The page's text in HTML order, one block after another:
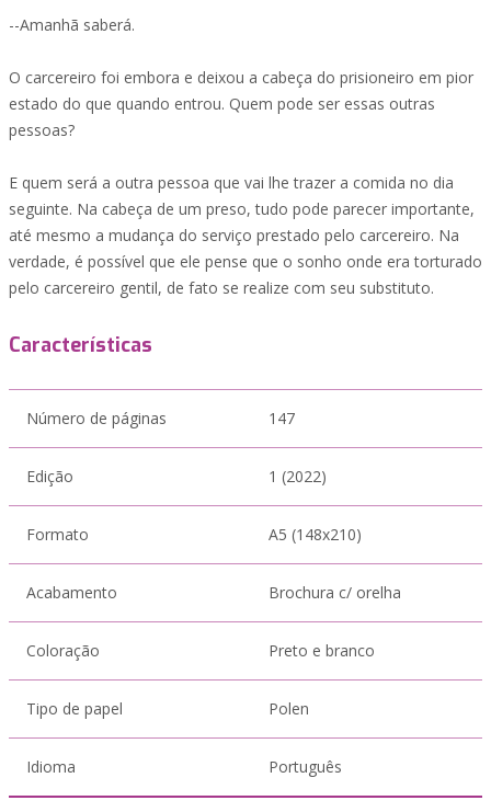
--Amanhã saberá.
O carcereiro foi embora e deixou a cabeça do prisioneiro em pior
estado do que quando entrou. Quem pode ser essas outras
pessoas?
E quem será a outra pessoa que vai lhe trazer a comida no dia
seguinte. Na cabeça de um preso, tudo pode parecer importante,
até mesmo a mudança do serviço prestado pelo carcereiro. Na
verdade, é possível que ele pense que o sonho onde era torturado
pelo carcereiro gentil, de fato se realize com seu substituto.
Características
Número de páginas 147
Edição 1 (2022)
Formato A5 (148x210)
Acabamento Brochura c/ orelha
Coloração Preto e branco
Tipo de papel Polen
Idioma Português